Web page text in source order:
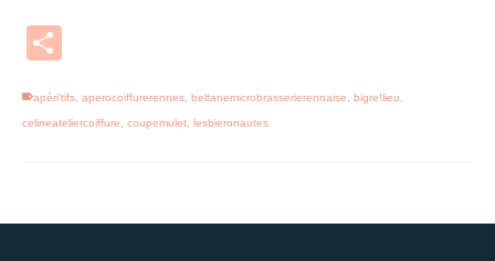
apéri'tifs aperocoiffurerennes beltanemicrobrasserierennaise bigre!lieu
celineateliercoiffure coupemulet lesbieronautes